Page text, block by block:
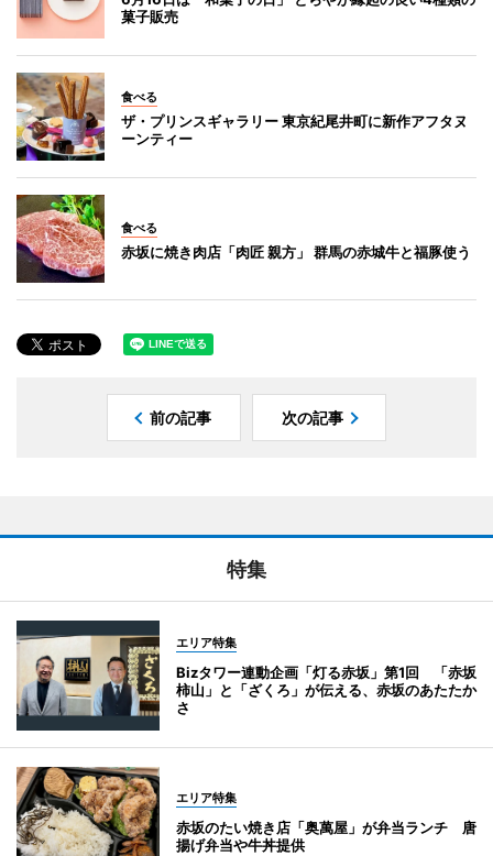
菓子販売
食べる
ザ・プリンスギャラリー 東京紀尾井町に新作アフタヌ
ーンティー
食べる
赤坂に焼き肉店「肉匠 親方」 群馬の赤城牛と福豚使う
前の記事 次の記事
特集
エリア特集
Bizタワー連動企画「灯る赤坂」第1回 「赤坂
柿山」と「ざくろ」が伝える、赤坂のあたたか
さ
エリア特集
赤坂のたい焼き店「奥萬屋」が弁当ランチ 唐
揚げ弁当や牛丼提供